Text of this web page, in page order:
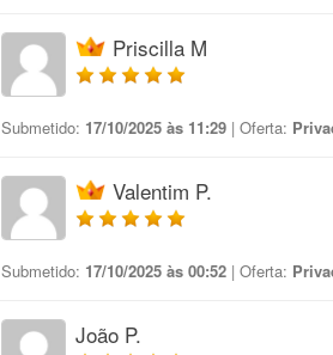
Priscilla M
Submetido: 17/10/2025 às 11:29 | Oferta:
Valentim P.
Submetido: 17/10/2025 às 00:52 | Oferta:
João P.